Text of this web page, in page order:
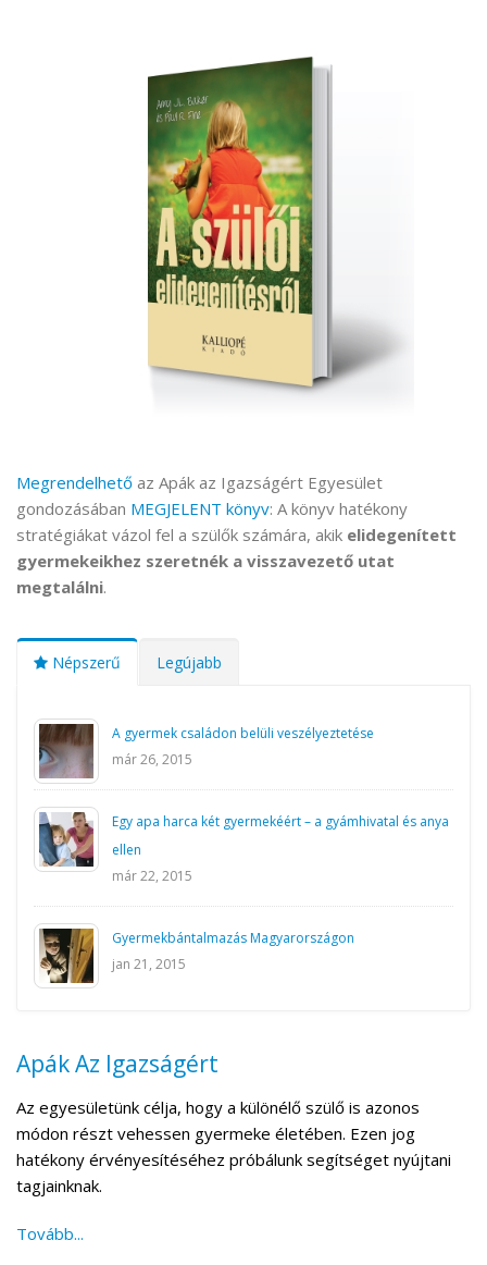
Megrendelhető az Apák az Igazságért Egyesület
gondozásában MEGJELENT könyv: A könyv hatékony
stratégiákat vázol fel a szülők számára, akik elidegenített
gyermekeikhez szeretnék a visszavezető utat
megtalálni.
Népszerű Legújabb
A gyermek családon belüli veszélyeztetése
már 26, 2015
Egy apa harca két gyermekéért – a gyámhivatal és anya
ellen
már 22, 2015
Gyermekbántalmazás Magyarországon
jan 21, 2015
Apák Az Igazságért
Az egyesületünk célja, hogy a különélő szülő is azonos
módon részt vehessen gyermeke életében. Ezen jog
hatékony érvényesítéséhez próbálunk segítséget nyújtani
tagjainknak.
Tovább...